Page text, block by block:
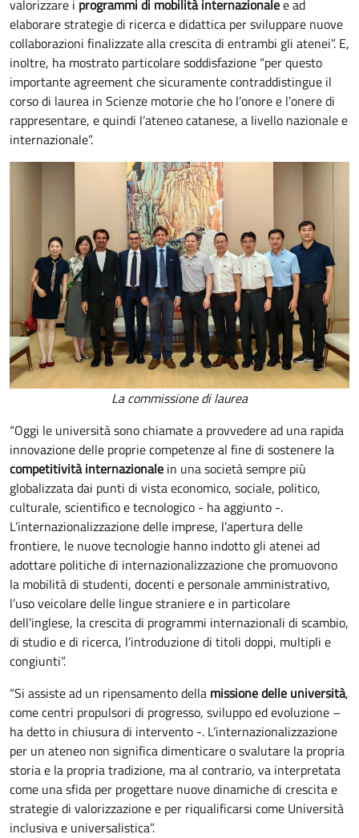
valorizzare i programmi di mobilità internazionalee ad
elaborare strategie di ricerca e didattica per sviluppare nuove
collaborazioni finalizzate alla crescita di entrambi gli atenei”. E,
inoltre, ha mostrato particolare soddisfazione “per questo
importante agreement che sicuramente contraddistingue il
corso di laurea in Scienze motorie che ho l’onore e l’onere di
rappresentare, e quindi l’ateneo catanese, a livello nazionale e
internazionale”.
La commissione di laurea
“Oggi le università sono chiamate a provvedere ad una rapida
innovazione delle proprie competenze al fine di sostenere la
competitività internazionale in una società sempre più
globalizzata dai punti di vista economico, sociale, politico,
culturale, scientifico e tecnologico - ha aggiunto -.
L’internazionalizzazione delle imprese, l’apertura delle
frontiere, le nuove tecnologie hanno indotto gli atenei ad
adottare politiche di internazionalizzazione che promuovono
la mobilità di studenti, docenti e personale amministrativo,
l’uso veicolare delle lingue straniere e in particolare
dell’inglese, la crescita di programmi internazionali di scambio,
di studio e di ricerca, l’introduzione di titoli doppi, multipli e
congiunti”.
“Si assiste ad un ripensamento della missione delle università,
come centri propulsori di progresso, sviluppo ed evoluzione –
ha detto in chiusura di intervento -. L’internazionalizzazione
per un ateneo non significa dimenticare o svalutare la propria
storia e la propria tradizione, ma al contrario, va interpretata
come una sfida per progettare nuove dinamiche di crescita e
strategie di valorizzazione e per riqualificarsi come Università
inclusiva e universalistica”.